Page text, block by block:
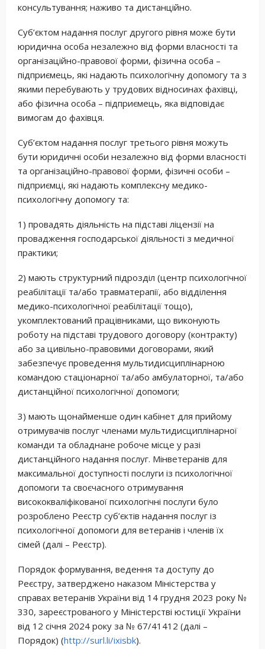
консультування; наживо та дистанційно.
Суб’єктом надання послуг другого рівня може бути
юридична особа незалежно від форми власності та
організаційно-правової форми, фізична особа –
підприємець, які надають психологічну допомогу та з
якими перебувають у трудових відносинах фахівці,
або фізична особа – підприємець, яка відповідає
вимогам до фахівця.
Суб’єктом надання послуг третього рівня можуть
бути юридичні особи незалежно від форми власності
та організаційно-правової форми, фізичні особи –
підприємці, які надають комплексну медико-
психологічну допомогу та:
1) провадять діяльність на підставі ліцензії на
провадження господарської діяльності з медичної
практики;
2) мають структурний підрозділ (центр психологічної
реабілітації та/або травматерапії, або відділення
медико-психологічної реабілітації тощо),
укомплектований працівниками, що виконують
роботу на підставі трудового договору (контракту)
або за цивільно-правовими договорами, який
забезпечує проведення мультидисциплінарною
командою стаціонарної та/або амбулаторної, та/або
дистанційної психологічної допомоги;
3) мають щонайменше один кабінет для прийому
отримувачів послуг членами мультидисциплінарної
команди та обладнане робоче місце у разі
дистанційного надання послуг. Мінветеранів для
максимальної доступності послуги із психологічної
допомоги та своєчасного отримування
висококваліфікованої психологічні послуги було
розроблено Реєстр суб’єктів надання послуг із
психологічної допомоги для ветеранів і членів їх
сімей (далі – Реєстр).
Порядок формування, ведення та доступу до
Реєстру, затверджено наказом Міністерства у
справах ветеранів України від 14 грудня 2023 року №
330, зареєстрованого у Міністерстві юстиції України
від 12 січня 2024 року за № 67/41412 (далі –
Порядок) (http://surl.li/ixisbk).